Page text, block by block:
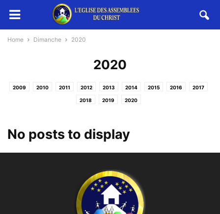
Home Dimanche 2020
2020
2009 2010 2011 2012 2013 2014 2015 2016 2017
2018 2019 2020
No posts to display